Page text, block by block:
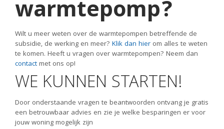
warmtepomp?
Wilt u meer weten over de warmtepompen betreffende de
subsidie, de werking en meer? Klik dan hier om alles te weten
te komen. Heeft u vragen over warmtepompen? Neem dan
contactmet ons op!
WE KUNNEN STARTEN!
Door onderstaande vragen te beantwoorden ontvang je gratis
een betrouwbaar advies en zie je welke besparingen er voor
jouw woning mogelijk zijn